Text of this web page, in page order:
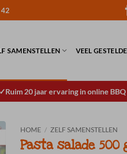
SAMENSTELLEN VEEL
Ruim 20 jaar ervaring in online BBQ
HOME / ZELF SAMENSTELLEN
Pasta salade 500